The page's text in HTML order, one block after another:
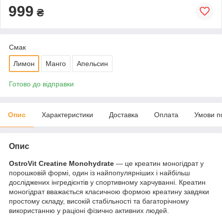
999 ₴
Смак
Лимон Манго Апельсин
Готово до відправки
Опис Характеристики Доставка Оплата Умови
Опис
OstroVit Creatine Monohydrate — це креатин моногідрат у
порошковій формі, один із найпопулярніших і найбільш
досліджених інгредієнтів у спортивному харчуванні. Креатин
моногідрат вважається класичною формою креатину завдяки
простому складу, високій стабільності та багаторічному
використанню у раціоні фізично активних людей.